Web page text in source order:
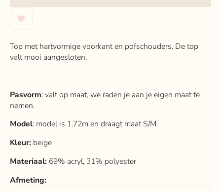
Top met hartvormige voorkant en pofschouders. De top
valt mooi aangesloten.
Pasvorm: valt op maat, we raden je aan je eigen maat te
nemen.
Model: model is 1.72m en draagt maat S/M.
Kleur: beige
Materiaal: 69% acryl, 31% polyester
Afmeting: